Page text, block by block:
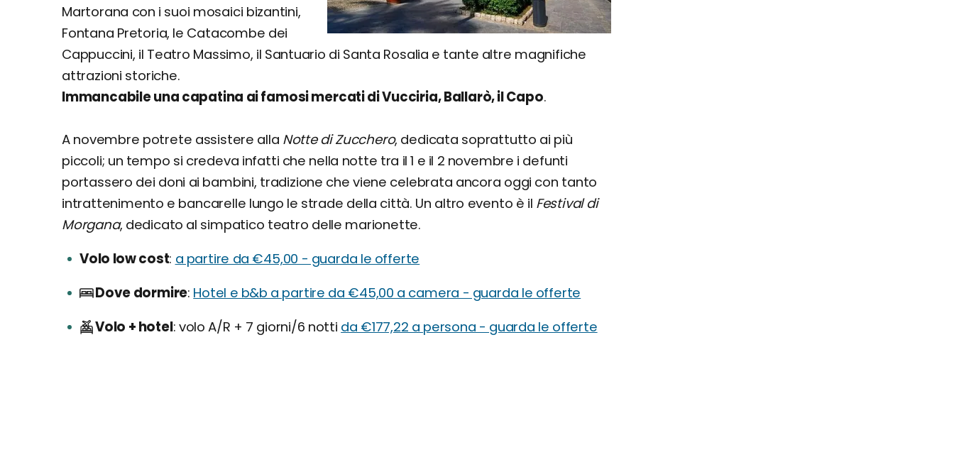
Martorana con i suoi mosaici bizantini,
Fontana Pretoria, le Catacombe dei
Cappuccini, il Teatro Massimo, il Santuario di Santa Rosalia e tante altre magnifiche
attrazioni storiche.
Immancabile una capatina ai famosi mercati di Vucciria, Ballarò, il Capo.
A novembre potrete assistere alla Notte di Zucchero, dedicata soprattutto ai più
piccoli; un tempo si credeva infatti che nella notte tra il 1 e il 2 novembre i defunti
portassero dei doni ai bambini, tradizione che viene celebrata ancora oggi con tanto
intrattenimento e bancarelle lungo le strade della città. Un altro evento è il Festival di
Morgana, dedicato al simpatico teatro delle marionette.
Volo low cost a partire da €45,00 - guarda le offerte
Dove dormire Hotel e b&b a partire da €45,00 a camera - guarda le offerte
Volo + hotel volo A/R + 7 giorni/6 notti da €177,22 a persona - guarda le offerte